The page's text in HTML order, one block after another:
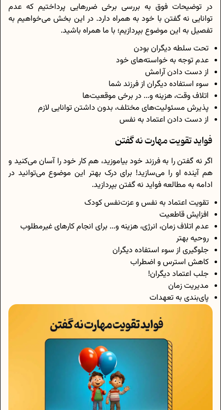
در توضیحات فوق به بررسی برخی ضررهایی پرداختیم که عدم
توانایی نه گفتن با خود به همراه دارد. در این بخش می‌خواهیم به
تفصیل به این موضوع بپردازیم؛ با ما همراه باشید.
تحت سلطه دیگران بودن
عدم توجه به خواسته‌های خود
از دست دادن آرامش
سوء استفاده دیگران از فرزند شما
اتلاف وقت، هزینه و... در برخی موقعیت‌ها
پذیرش مسئولیت‌های مختلف، بدون داشتن توانایی لازم
از دست دادن اعتماد به نفس
فواید تقویت مهارت نه گفتن
اگر نه گفتن را به فرزند خود بیاموزید، هم کار خود را آسان می‌کنید و
هم آینده او را می‌سازید! برای درک بهتر این موضوع می‌توانید در
ادامه به مطالعه فواید نه گفتن بپردازید.
تقویت اعتماد به نفس و عزت‌نفس کودک
افزایش قاطعیت
عدم اتلاف زمان، انرژی، هزینه و... برای انجام کارهای غیرمطلوب
روحیه بهتر
جلوگیری از سوء استفاده دیگران
کاهش استرس و اضطراب
جلب اعتماد دیگران!
مدیریت زمان
پای‌بندی به تعهدات